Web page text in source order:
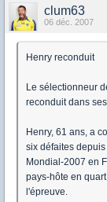
clum63
06 déc. 2007
Henry reconduit
Le sélectionneur
reconduit dans
Henry, 61 ans, a
six défaites
Mondial-2007 en
pays-hôte en
l'épreuve.